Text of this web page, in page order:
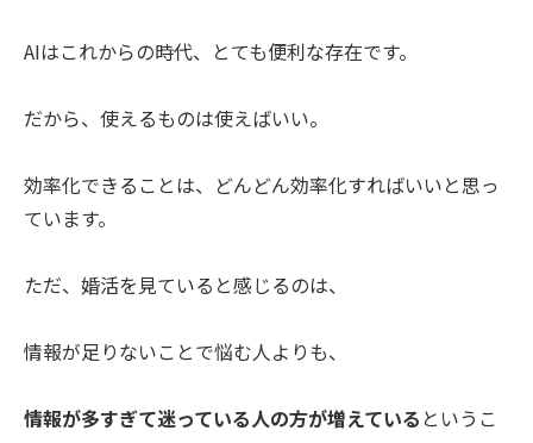
AIはこれからの時代、とても便利な存在です。
だから、使えるものは使えばいい。
効率化できることは、どんどん効率化すればいいと思っ
ています。
ただ、婚活を見ていると感じるのは、
情報が足りないことで悩む人よりも、
情報が多すぎて迷っている人の方が増えている というこ